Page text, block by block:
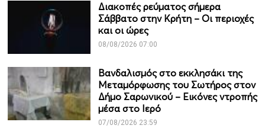
Διακοπές ρεύματος σήμερα
Σάββατο στην Κρήτη – Οι περιοχές
και οι ώρες
08/08/2026 07:00
Βανδαλισμός στο εκκλησάκι της
Μεταμόρφωσης του Σωτήρος στον
Δήμο Σαρωνικού – Εικόνες ντροπής
μέσα στο Ιερό
07/08/2026 23:59